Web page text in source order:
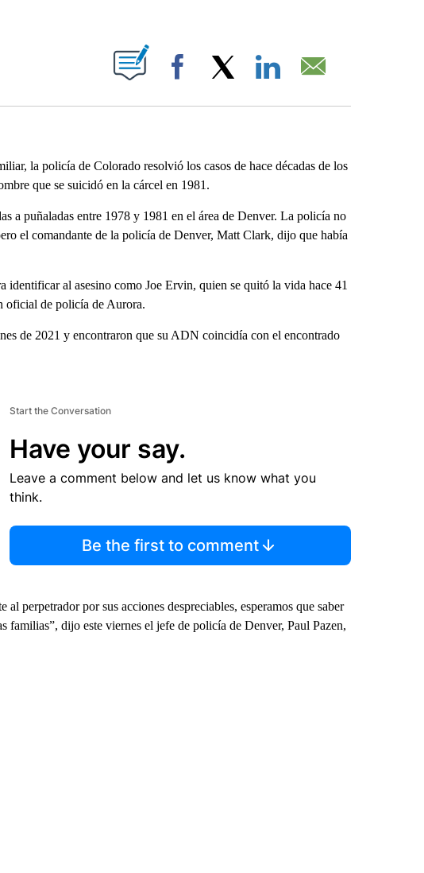
ABOUT NEW PAGES ON "".
Facebook
la policía de Colorado resolvió los casos de hace décadas de los
que se suicidó en la cárcel en 1981.
a puñaladas entre 1978 y 1981 en el área de Denver. La policía no
el comandante de la policía de Denver, Matt Clark, dijo que había
identificar al asesino como Joe Ervin, quien se quitó la vida hace 41
oficial de policía de Aurora.
de 2021 y encontraron que su ADN coincidía con el encontrado
Start the Conversation
Have your say.
Leave a comment below and let us know what you
think.
Be the first to comment
perpetrador por sus acciones despreciables, esperamos que saber
familias”, dijo este viernes el jefe de policía de Denver, Paul Pazen,